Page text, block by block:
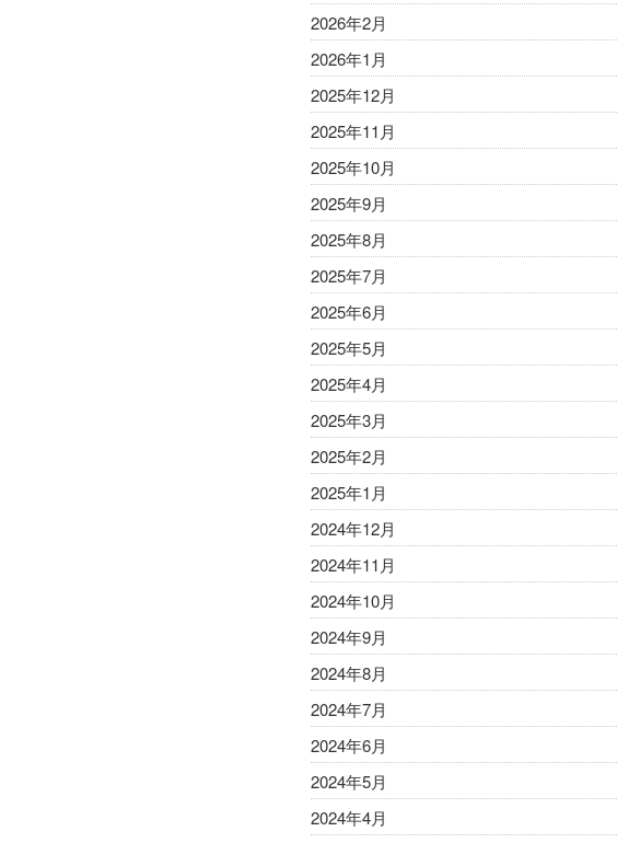
2026年2月
2026年1月
2025年12月
2025年11月
2025年10月
2025年9月
2025年8月
2025年7月
2025年6月
2025年5月
2025年4月
2025年3月
2025年2月
2025年1月
2024年12月
2024年11月
2024年10月
2024年9月
2024年8月
2024年7月
2024年6月
2024年5月
2024年4月